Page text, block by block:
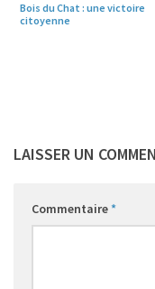
Bois du Chat : une victoire
citoyenne
LAISSER UN
Commentaire*